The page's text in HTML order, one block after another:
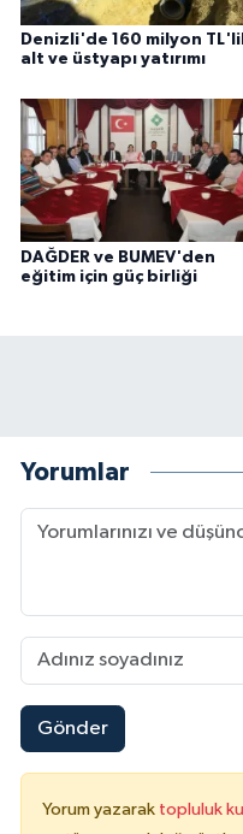
Denizli'de 160 milyon
alt ve üstyapı yatırımı
DAĞDER ve BUMEV'den
eğitim için güç birliği
Yorumlar
Gönder
Yorum yazarak topluluk